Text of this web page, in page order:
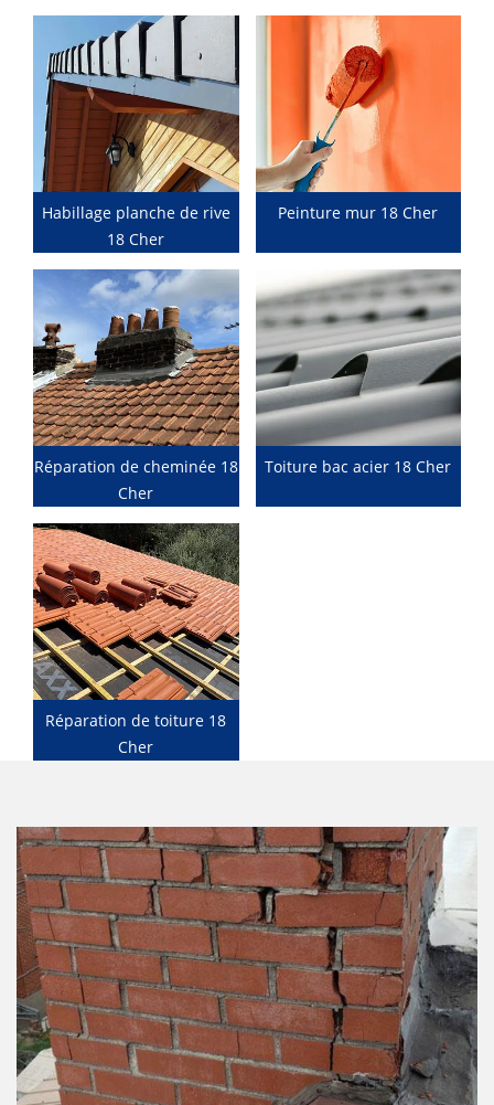
Habillage planche de rive
18 Cher
Peinture mur 18 Cher
Réparation de cheminée 18
Cher
Toiture bac acier 18 Cher
Réparation de toiture 18
Cher